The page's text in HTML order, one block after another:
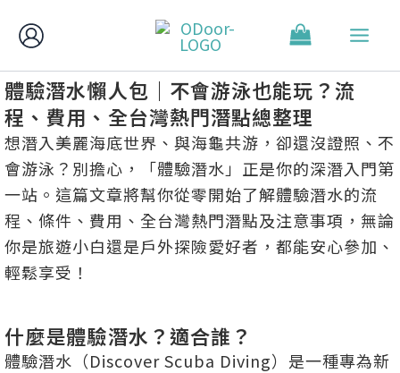
要
內
容
體驗潛水懶人包｜不會游泳也能玩？流
程、費用、全台灣熱門潛點總整理
想潛入美麗海底世界、與海龜共游，卻還沒證照、不
會游泳？別擔心，「體驗潛水」正是你的深潛入門第
一站。這篇文章將幫你從零開始了解體驗潛水的流
程、條件、費用、全台灣熱門潛點及注意事項，無論
你是旅遊小白還是戶外探險愛好者，都能安心參加、
輕鬆享受！
什麼是體驗潛水？適合誰？
體驗潛水（Discover Scuba Diving）是一種專為新